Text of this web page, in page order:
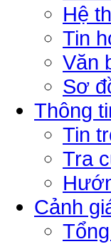
Hệ
Tin
Văn
Sơ
Thông
Tin
Tra
Cảnh